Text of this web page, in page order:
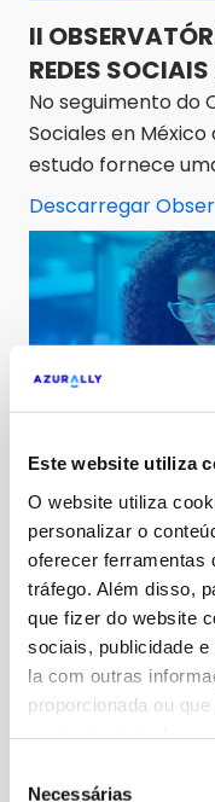
Este website utiliza
O website utiliza
personalizar o
oferecer ferramentas
tráfego. Além disso,
que fizer do website
sociais, publicidade
la com outras
proporcionada ou
Necessárias
II
REDES
No seguimento do
Sociales en
estudo fornece
redes sociais no
Descarregar
I
NO MÉXICO
Como são as
empresas
imprescindível
Descarregar